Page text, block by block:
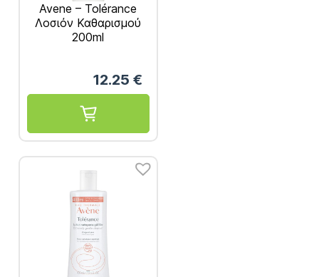
Avene – Tolérance
Λοσιόν Καθαρισμού
200ml
12.25 €